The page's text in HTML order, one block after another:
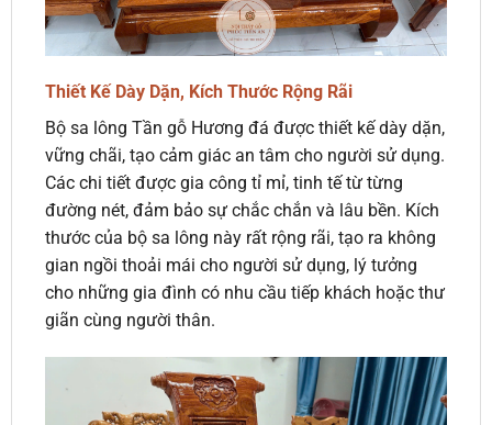
Thiết Kế Dày Dặn, Kích Thước Rộng Rãi
Bộ sa lông Tần gỗ Hương đá được thiết kế dày dặn,
vững chãi, tạo cảm giác an tâm cho người sử dụng.
Các chi tiết được gia công tỉ mỉ, tinh tế từ từng
đường nét, đảm bảo sự chắc chắn và lâu bền. Kích
thước của bộ sa lông này rất rộng rãi, tạo ra không
gian ngồi thoải mái cho người sử dụng, lý tưởng
cho những gia đình có nhu cầu tiếp khách hoặc thư
giãn cùng người thân.